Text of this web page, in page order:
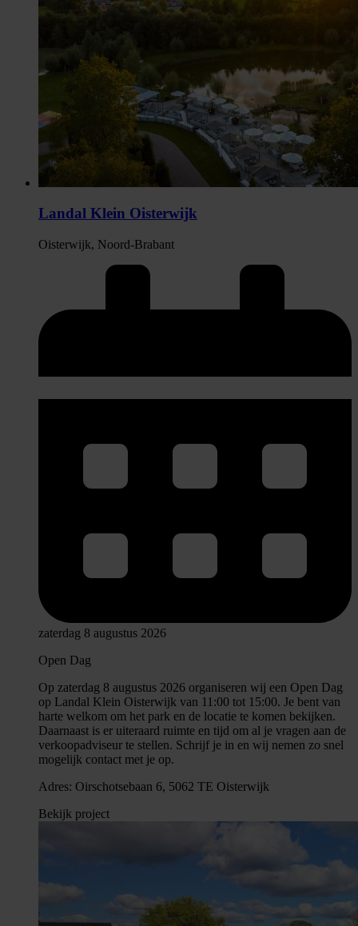
Landal Klein Oisterwijk
Oisterwijk, Noord-Brabant
zaterdag 8 augustus 2026
Open Dag
Op zaterdag 8 augustus 2026 organiseren wij een Open Dag
op Landal Klein Oisterwijk van 11:00 tot 15:00. Je bent van
harte welkom om het park en de locatie te komen bekijken.
Daarnaast is er uiteraard ruimte en tijd om al je vragen aan de
verkoopadviseur te stellen. Schrijf je in en wij nemen zo snel
mogelijk contact met je op.
Adres: Oirschotsebaan 6, 5062 TE Oisterwijk
Bekijk project